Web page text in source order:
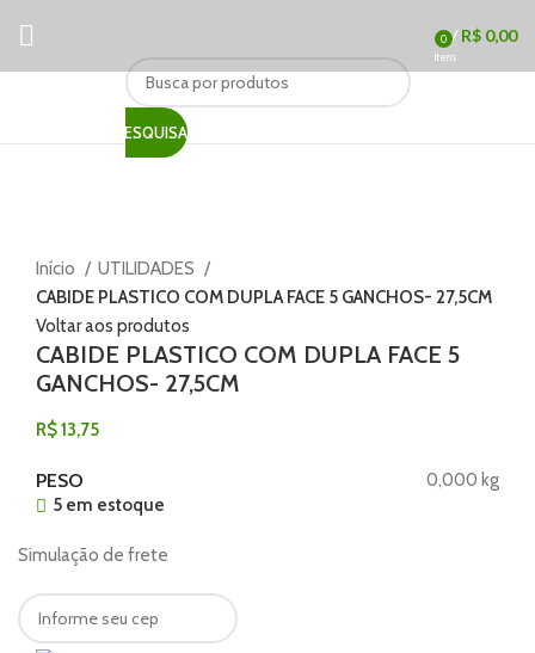
0
itens
/ R$ 0,00
PESQUISAR
Início
UTILIDADES
CABIDE PLASTICO COM DUPLA FACE 5 GANCHOS- 27,5CM
Voltar aos produtos
CABIDE PLASTICO COM DUPLA FACE 5
GANCHOS- 27,5CM
R$13,75
PESO
0,000 kg
5 em estoque
Simulação de frete